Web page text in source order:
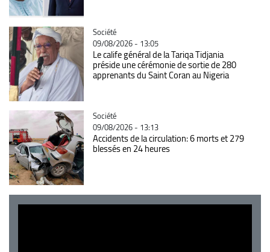
Catégorie
Société
09/08/2026 - 13:05
Le calife général de la Tariqa Tidjania
préside une cérémonie de sortie de 280
apprenants du Saint Coran au Nigeria
Catégorie
Société
09/08/2026 - 13:13
Accidents de la circulation: 6 morts et 279
blessés en 24 heures